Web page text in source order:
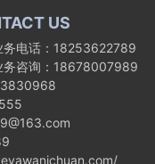
US
务电话：18253622789
务咨询：18678007989